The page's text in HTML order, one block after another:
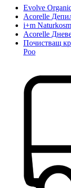
Evolve
Acorelle
i+m
Acorelle
Почистващ
Poo